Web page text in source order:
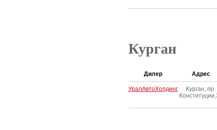
Курган
Дилер Адрес
УралАвтоХолдинг
Курган, пр.